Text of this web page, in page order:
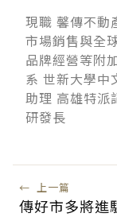
現職 馨傳不動
市場銷售與全
品牌經營等附
系 世新大學中
助理 高雄特派
研發長
← 上一篇
傳好市多將進